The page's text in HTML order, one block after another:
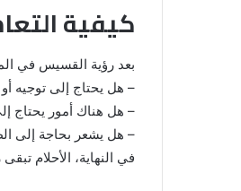
كيفية
بعد رؤية القسيس في
– هل يحتاج إلى توجيه
– هل هناك أمور يحتاج
– هل يشعر بحاجة إلى
في النهاية، الأحلام